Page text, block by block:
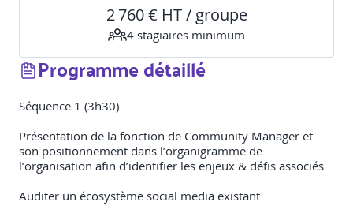
2 760 € HT / groupe
4 stagiaires minimum
Programme détaillé
Séquence 1 (3h30)
Présentation de la fonction de Community Manager et
son positionnement dans l’organigramme de
l’organisation afin d’identifier les enjeux & défis associés
Auditer un écosystème social media existant